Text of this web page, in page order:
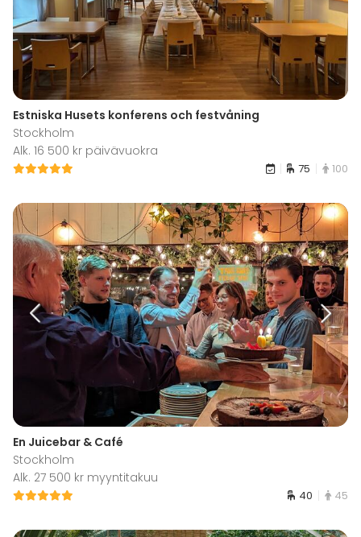
Estniska Husets konferens och festvåning
Stockholm
Alk. 16 500 kr päivävuokra
75 100
En Juicebar & Café
Stockholm
Alk. 27 500 kr myyntitakuu
40 45